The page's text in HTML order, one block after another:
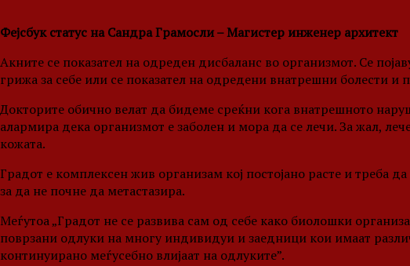
Фејсбук статус на Сандра Грамосли – Магистер инженер архитект
Акните се показател на одреден дисбаланс во организмот. Се
грижа за себе или се показател на одредени внатрешни болести и
Докторите обично велат да бидеме среќни кога внатрешното
алармира дека организмот е заболен и мора да се лечи. За жал,
кожата.
Градот е комплексен жив организам кој постојано расте и треба
за да не почне да метастазира.
Меѓутоа „Градот не се развива сам од себе како биолошки
поврзани одлуки на многу индивидуи и заедници кои имаат
континуирано меѓусебно влијаат на одлуките”.